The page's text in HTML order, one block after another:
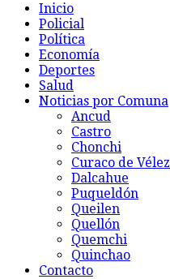
Inicio
Policial
Política
Economía
Deportes
Salud
Noticias por Comuna
Ancud
Castro
Chonchi
Curaco de Vélez
Dalcahue
Puqueldón
Queilen
Quellón
Quemchi
Quinchao
Contacto